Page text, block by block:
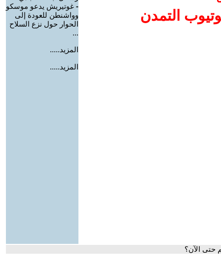
التمدن
- غوتيريش يدعو موسكو
وواشنطن للعودة إلى
الحوار حول نزع السلاح
...
المزيد.....
المزيد.....
حتى الآن؟